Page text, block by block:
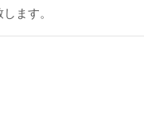
ます。